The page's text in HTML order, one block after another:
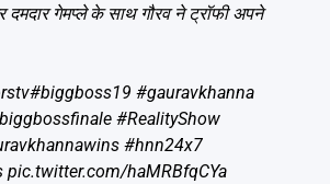
दमदार गेमप्ले के साथ गौरव ने ट्रॉफी अपने
#biggboss19 #gauravkhanna
#RealityShow
#hnn24x7
pic.twitter.com/haMRBfqCYa